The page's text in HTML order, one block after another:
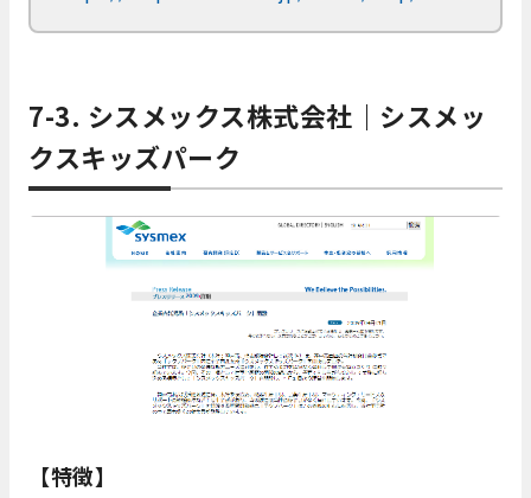
7-3. シスメックス株式会社｜シスメッ
クスキッズパーク
【特徴】